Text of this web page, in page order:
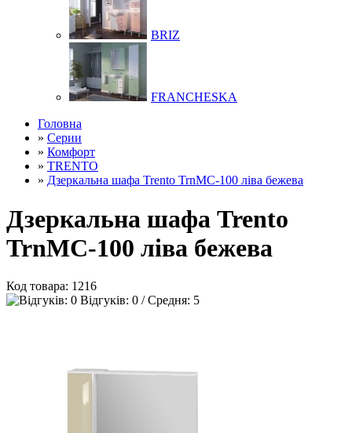
BRIZ
FRANCHESKA
Головна
» Серии
» Комфорт
» TRENTO
» Дзеркальна шафа Trento TrnMC-100 ліва бежева
Дзеркальна шафа Trento
TrnMC-100 ліва бежева
Код товара: 1216
Відгуків: 0 / Средня: 5